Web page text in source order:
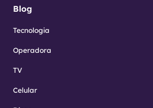
Blog
Tecnologia
Operadora
TV
Celular